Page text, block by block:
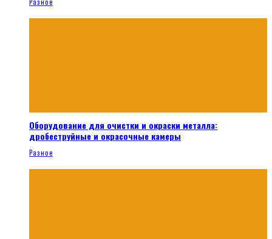
Оборудование для очистки и окраски металла:
дробеструйные и окрасочные камеры
Разное